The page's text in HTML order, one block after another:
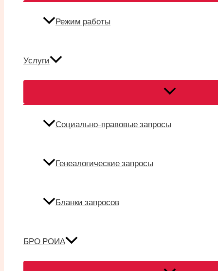
Режим работы
Услуги
Социально-правовые запросы
Генеалогические запросы
Бланки запросов
БРО РОИА